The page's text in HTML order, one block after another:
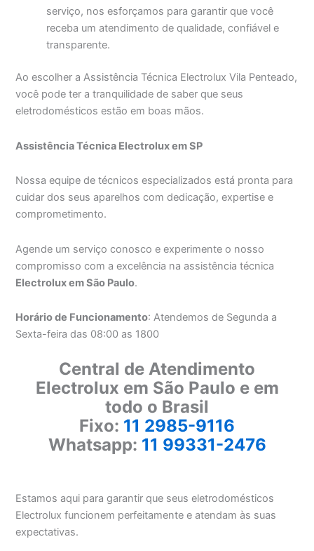
serviço, nos esforçamos para garantir que você
receba um atendimento de qualidade, confiável e
transparente.
Ao escolher a Assistência Técnica Electrolux Vila Penteado,
você pode ter a tranquilidade de saber que seus
eletrodomésticos estão em boas mãos.
Assistência Técnica Electrolux em SP
Nossa equipe de técnicos especializados está pronta para
cuidar dos seus aparelhos com dedicação, expertise e
comprometimento.
Agende um serviço conosco e experimente o nosso
compromisso com a excelência na assistência técnica
Electrolux em São Paulo.
Horário de Funcionamento: Atendemos de Segunda a
Sexta-feira das 08:00 as 1800
Central de Atendimento
Electrolux em São Paulo e em
todo o Brasil
Fixo: 11 2985-9116
Whatsapp: 11 99331-2476
Estamos aqui para garantir que seus eletrodomésticos
Electrolux funcionem perfeitamente e atendam às suas
expectativas.